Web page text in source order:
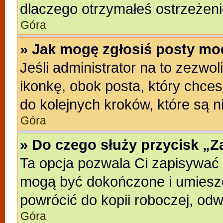
dlaczego otrzymałeś
Góra
» Jak mogę zgłosiś posty
Jeśli administrator na to
ikonkę, obok posta, który
do kolejnych kroków, które są
Góra
» Do czego służy przycisk
Ta opcja pozwala Ci
mogą być dokończone i
powrócić do kopii roboczej,
Góra